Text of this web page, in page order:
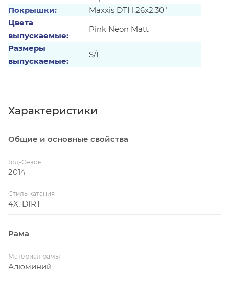
Покрышки:
Maxxis DTH 26x2.30"
Цвета
выпускаемые:
Pink Neon Matt
Размеры
выпускаемые:
S/L
Характеристики
Общие и основные свойства
Год-Сезон
2014
Стиль катания
4X, DIRT
Рама
Материал рамы
Алюминий